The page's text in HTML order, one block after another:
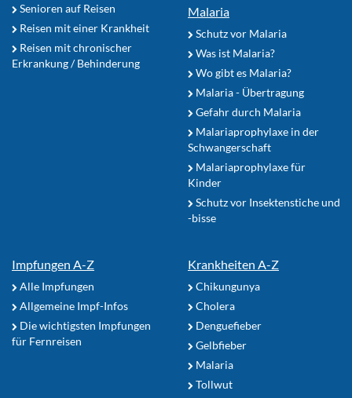
Senioren auf Reisen
Reisen mit einer Krankheit
Reisen mit chronischer
Erkrankung / Behinderung
Malaria
Schutz vor Malaria
Was ist Malaria?
Wo gibt es Malaria?
Malaria - Übertragung
Gefahr durch Malaria
Malariaprophylaxe in der
Schwangerschaft
Malariaprophylaxe für
Kinder
Schutz vor Insektenstiche und
-bisse
Impfungen A-Z
Alle Impfungen
Allgemeine Impf-Infos
Die wichtigsten Impfungen
für Fernreisen
Krankheiten A-Z
Chikungunya
Cholera
Denguefieber
Gelbfieber
Malaria
Tollwut